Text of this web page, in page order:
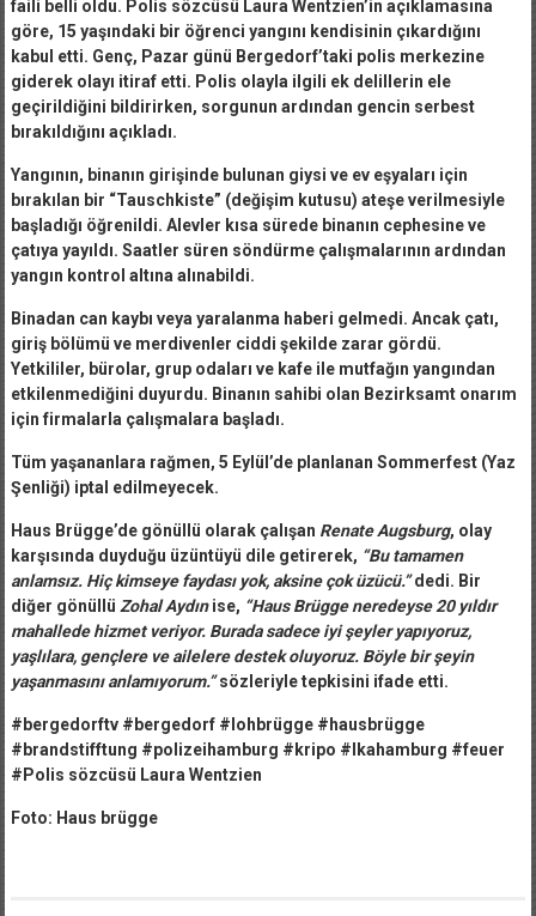
faili belli oldu. Polis sözcüsü Laura Wentzien’in açıklamasına
göre, 15 yaşındaki bir öğrenci yangını kendisinin çıkardığını
kabul etti. Genç, Pazar günü Bergedorf’taki polis merkezine
giderek olayı itiraf etti. Polis olayla ilgili ek delillerin ele
geçirildiğini bildirirken, sorgunun ardından gencin serbest
bırakıldığını açıkladı.
Yangının, binanın girişinde bulunan giysi ve ev eşyaları için
bırakılan bir “Tauschkiste” (değişim kutusu) ateşe verilmesiyle
başladığı öğrenildi. Alevler kısa sürede binanın cephesine ve
çatıya yayıldı. Saatler süren söndürme çalışmalarının ardından
yangın kontrol altına alınabildi.
Binadan can kaybı veya yaralanma haberi gelmedi. Ancak çatı,
giriş bölümü ve merdivenler ciddi şekilde zarar gördü.
Yetkililer, bürolar, grup odaları ve kafe ile mutfağın yangından
etkilenmediğini duyurdu. Binanın sahibi olan Bezirksamt onarım
için firmalarla çalışmalara başladı.
Tüm yaşananlara rağmen, 5 Eylül’de planlanan Sommerfest (Yaz
Şenliği) iptal edilmeyecek.
Haus Brügge’de gönüllü olarak çalışan Renate Augsburg, olay
karşısında duyduğu üzüntüyü dile getirerek, “Bu tamamen
anlamsız. Hiç kimseye faydası yok, aksine çok üzücü.”dedi. Bir
diğer gönüllü Zohal Aydınise, “Haus Brügge neredeyse 20 yıldır
mahallede hizmet veriyor. Burada sadece iyi şeyler yapıyoruz,
yaşlılara, gençlere ve ailelere destek oluyoruz. Böyle bir şeyin
yaşanmasını anlamıyorum.”sözleriyle tepkisini ifade etti.
#bergedorftv #bergedorf #lohbrügge #hausbrügge
#brandstifftung #polizeihamburg #kripo #lkahamburg #feuer
#Polis sözcüsü Laura Wentzien
Foto: Haus brügge